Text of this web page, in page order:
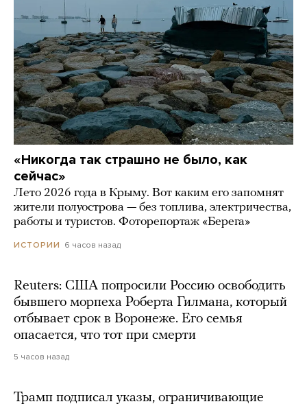
«Никогда так страшно не было, как
сейчас»
Лето 2026 года в Крыму. Вот каким его запомнят
жители полуострова — без топлива, электричества,
работы и туристов. Фоторепортаж «Берега»
ИСТОРИИ 6 часов назад
Reuters: США попросили Россию освободить
бывшего морпеха Роберта Гилмана, который
отбывает срок в Воронеже. Его семья
опасается, что тот при смерти
5 часов назад
Трамп подписал указы, ограничивающие